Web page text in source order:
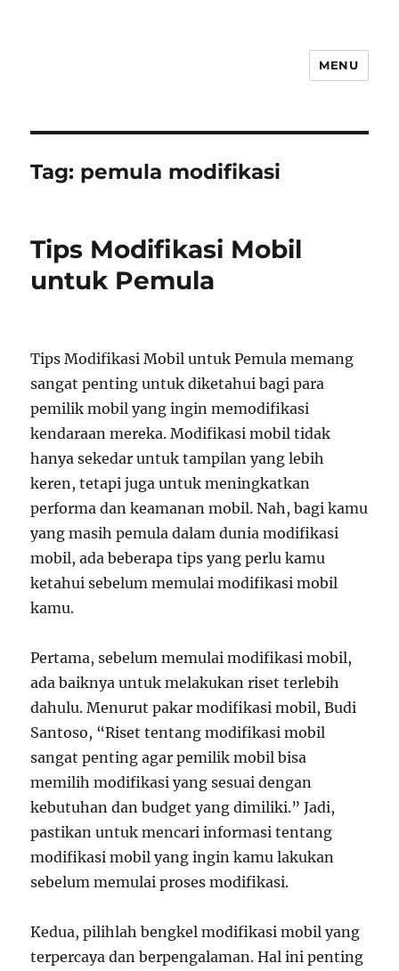
MENU
Tag: pemula modifikasi
Tips Modifikasi Mobil
untuk Pemula
Tips Modifikasi Mobil untuk Pemula memang
sangat penting untuk diketahui bagi para
pemilik mobil yang ingin memodifikasi
kendaraan mereka. Modifikasi mobil tidak
hanya sekedar untuk tampilan yang lebih
keren, tetapi juga untuk meningkatkan
performa dan keamanan mobil. Nah, bagi kamu
yang masih pemula dalam dunia modifikasi
mobil, ada beberapa tips yang perlu kamu
ketahui sebelum memulai modifikasi mobil
kamu.
Pertama, sebelum memulai modifikasi mobil,
ada baiknya untuk melakukan riset terlebih
dahulu. Menurut pakar modifikasi mobil, Budi
Santoso, “Riset tentang modifikasi mobil
sangat penting agar pemilik mobil bisa
memilih modifikasi yang sesuai dengan
kebutuhan dan budget yang dimiliki.” Jadi,
pastikan untuk mencari informasi tentang
modifikasi mobil yang ingin kamu lakukan
sebelum memulai proses modifikasi.
Kedua, pilihlah bengkel modifikasi mobil yang
terpercaya dan berpengalaman. Hal ini penting